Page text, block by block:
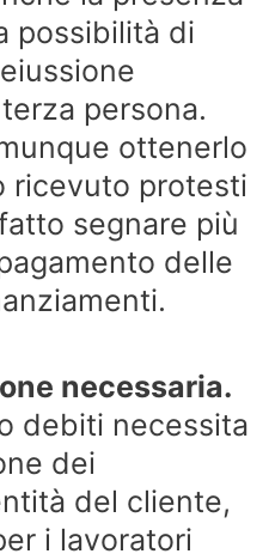
possibilità di
persona.
ottenerlo
ricevuto protesti
segnare più
delle
necessaria.
debiti necessita
dei
del cliente,
i lavoratori